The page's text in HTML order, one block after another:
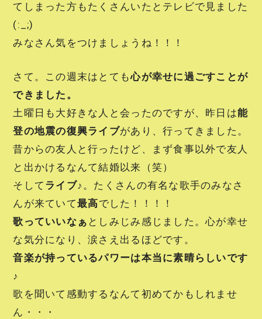
てしまった方もたくさんいたとテレビで見ました
(:_;)
みなさん気をつけましょうね！！！
さて。この週末はとても心が幸せに過ごすことが
できました。
土曜日も大好きな人と会ったのですが、昨日は能
登の地震の復興ライブがあり、行ってきました。
昔からの友人と行ったけど、まず食事以外で友人
と出かけるなんて結婚以来（笑）
そして ライブ♪ 。たくさんの有名な歌手のみなさ
んが来ていて最高でした！！！！
歌っていいなぁ としみじみ感じました。心が幸せ
な気分になり、涙さえ出るほどです。
音楽が持っているパワーは本当に素晴らしいです
♪
歌を聞いて感動するなんて初めてかもしれませ
ん・・・